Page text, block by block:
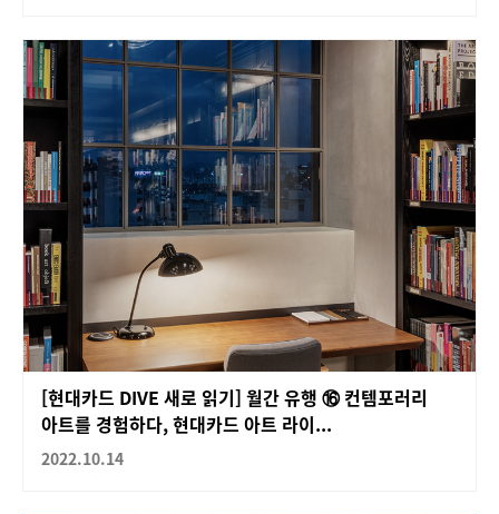
[현대카드 DIVE 새로 읽기] 월간 유행 ⑯ 컨템포러리
아트를 경험하다, 현대카드 아트 라이...
2022.10.14